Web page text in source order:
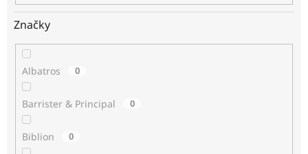
Značky
Albatros 0
Barrister & Principal 0
Biblion 0